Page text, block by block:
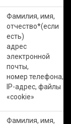
Фамилия, имя,
отчество*(если
есть)
адрес
электронной
почты,
номер телефона,
IP-адрес, файлы
«cookie»
Фамилия, имя,